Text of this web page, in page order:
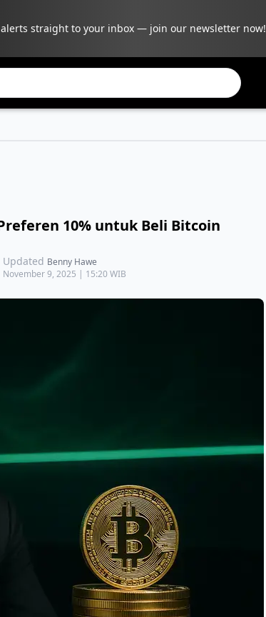
straight to your inbox — join our newsletter now!
10% untuk Beli Bitcoin
Updated Benny Hawe
November 9, 2025 | 15:20 WIB